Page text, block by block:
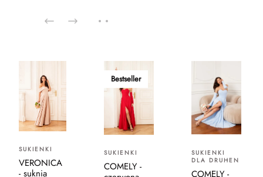
SUKIENKI
VERONICA
- suknia
Bestseller
SUKIENKI
COMELY -
SUKIENKI
DLA DRUHEN
COMELY -